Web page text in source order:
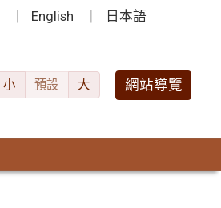
English 日本語
小 預設 大 網站導覽